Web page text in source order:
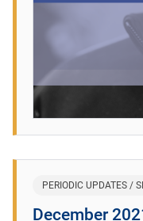
PERIODIC UPDATES /
December